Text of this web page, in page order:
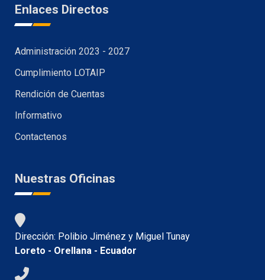
Enlaces Directos
Administración 2023 - 2027
Cumplimiento LOTAIP
Rendición de Cuentas
Informativo
Contactenos
Nuestras Oficinas
Dirección: Polibio Jiménez y Miguel Tunay
Loreto - Orellana - Ecuador